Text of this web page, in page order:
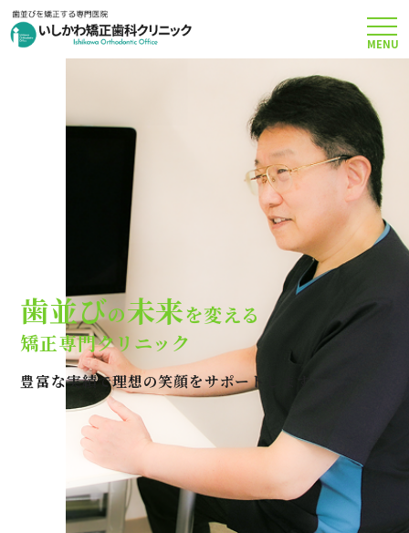
矯正治療について
当院のこだわり
費用について
クリニック案内
Q＆A
アクセス
MENU
歯並びの未来を変える
矯正専門クリニック
豊富な実績で理想の笑顔をサポートします